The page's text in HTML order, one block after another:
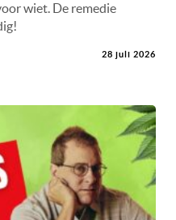
wiet. De remedie
28 juli 2026